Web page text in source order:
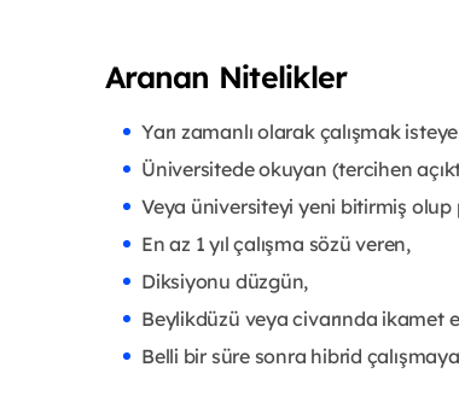
Aranan Nitelikler
Yarı zamanlı olarak çalışmak
Üniversitede okuyan (tercihen
Veya üniversiteyi yeni bitirmiş olup
En az 1 yıl çalışma sözü veren,
Diksiyonu düzgün,
Beylikdüzü veya civarında ikamet
Belli bir süre sonra hibrid